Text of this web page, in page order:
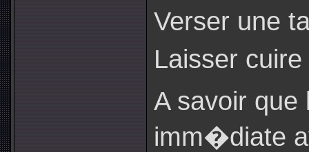
Verser une
Laisser
A savoir
imm�diate